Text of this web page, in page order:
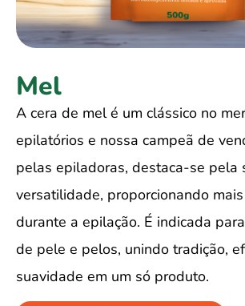
Mel
A cera de mel é um clássico no
epilatórios e nossa campeã de
pelas epiladoras, destaca-se pela
versatilidade, proporcionando
durante a epilação. É indicada
de pele e pelos, unindo tradição,
suavidade em um só produto.